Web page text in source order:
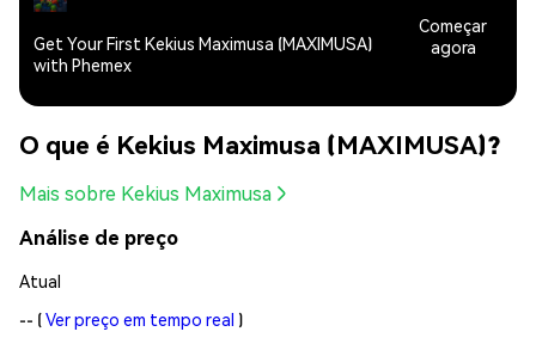
Get Your First Kekius Maximusa (MAXIMUSA)
with Phemex
Começar
agora
O que é Kekius Maximusa (MAXIMUSA)?
Mais sobre Kekius Maximusa
Análise de preço
Atual
-- (Ver preço em tempo real )